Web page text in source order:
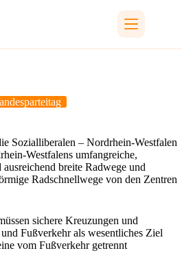
Sozialliberalen – Nordrhein-Westfalen
Westfalens umfangreiche,
breite Radwege und
Radschnellwege von den Zentren
sichere Kreuzungen und
Fußverkehr als wesentliches Ziel
vom Fußverkehr getrennt